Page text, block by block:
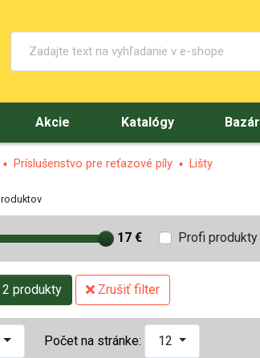
Akcie Katalógy Bazár
Príslušenstvo pre reťazové píly Lišty
17 € Profi produkty
produkty Zrušiť filter
Počet na stránke: 12